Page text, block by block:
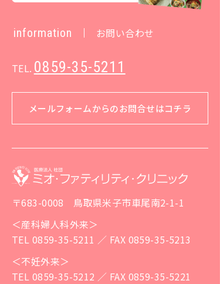
information お問い合わせ
TEL. 0859-35-5211
メールフォームからのお問合せはコチラ
〒683-0008 鳥取県米子市車尾南2-1-1
＜産科婦人科外来＞
TEL 0859-35-5211 ／ FAX 0859-35-5213
＜不妊外来＞
TEL 0859-35-5212 ／ FAX 0859-35-5221